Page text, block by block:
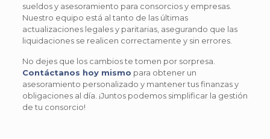
sueldos y asesoramiento para consorcios y empresas.
Nuestro equipo está al tanto de las últimas
actualizaciones legales y paritarias, asegurando que las
liquidaciones se realicen correctamente y sin errores.
No dejes que los cambios te tomen por sorpresa.
Contáctanos hoy mismo para obtener un
asesoramiento personalizado y mantener tus finanzas y
obligaciones al día. ¡Juntos podemos simplificar la gestión
de tu consorcio!